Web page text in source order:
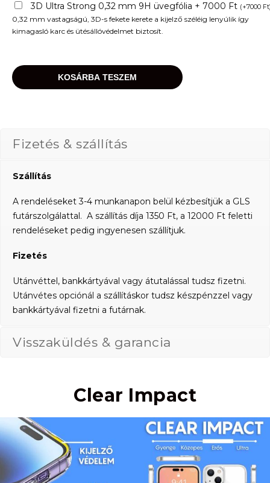
3D Ultra Strong 0,32 mm 9H üvegfólia + 7000 Ft (+7000 Ft
0,32 mm vastagságú, 3D-s fekete kerete a kijelző széléig lenyúlik így
kimagasló karc és ütésállóvédelmet biztosít.
KOSÁRBA TESZEM
Fizetés & szállítás
Szállítás
A rendeléseket 3-4 munkanapon belül kézbesítjük a GLS
futárszolgálattal. A szállítás díja 1350 Ft, a 12000 Ft feletti
rendeléseket pedig ingyenesen szállítjuk.
Fizetés
Utánvéttel, bankkártyával vagy átutalással tudsz fizetni.
Utánvétes opciónál a szállításkor tudsz készpénzzel vagy
bankkártyával fizetni a futárnak.
Visszaküldés & garancia
Clear Impact